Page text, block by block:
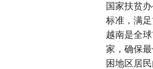
国家扶贫
标准，满
越南是全
家，确保
困地区居